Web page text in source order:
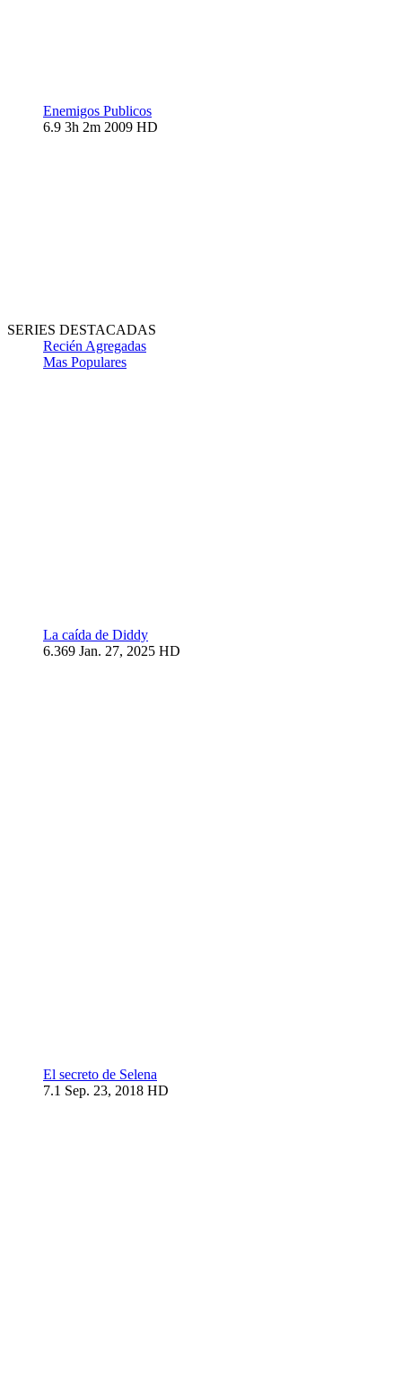
Enemigos Publicos
6.9 3h 2m 2009 HD
SERIES DESTACADAS
Recién Agregadas
Mas Populares
La caída de Diddy
6.369 Jan. 27, 2025 HD
El secreto de Selena
7.1 Sep. 23, 2018 HD